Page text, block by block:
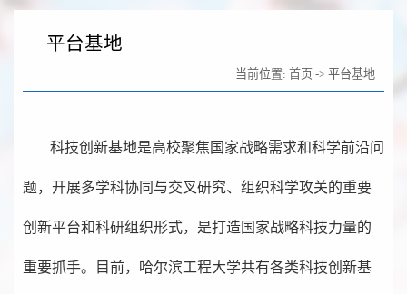
平台基地
当前位置: 首页 -> 平台基地
科技创新基地是高校聚焦国家战略需求和科学前沿问
题，开展多学科协同与交叉研究、组织科学攻关的重要
创新平台和科研组织形式，是打造国家战略科技力量的
重要抓手。目前，哈尔滨工程大学共有各类科技创新基